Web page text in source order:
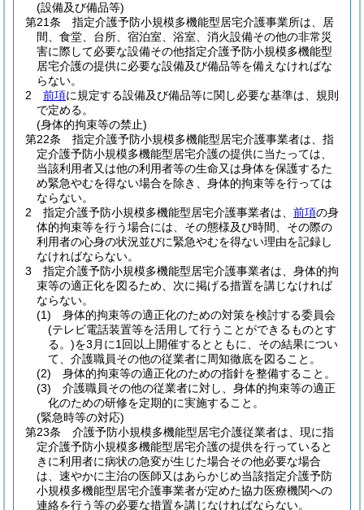
(設備及び備品等)
第21条
指定介護予防小規模多機能型居宅介護事業所は、居
間、食堂、台所、宿泊室、浴室、消火設備その他の非常災
害に際して必要な設備その他指定介護予防小規模多機能型
居宅介護の提供に必要な設備及び備品等を備えなければな
らない。
2
前項に規定する設備及び備品等に関し必要な基準は、規則
で定める。
(身体的拘束等の禁止)
第22条
指定介護予防小規模多機能型居宅介護事業者は、指
定介護予防小規模多機能型居宅介護の提供に当たっては、
当該利用者又は他の利用者等の生命又は身体を保護するた
め緊急やむを得ない場合を除き、身体的拘束等を行っては
ならない。
2
指定介護予防小規模多機能型居宅介護事業者は、 前項の身
体的拘束等を行う場合には、その態様及び時間、その際の
利用者の心身の状況並びに緊急やむを得ない理由を記録し
なければならない。
3
指定介護予防小規模多機能型居宅介護事業者は、身体的拘
束等の適正化を図るため、次に掲げる措置を講じなければ
ならない。
(1)
身体的拘束等の適正化のための対策を検討する委員会
(テレビ電話装置等を活用して行うことができるものとす
る。)を3月に1回以上開催するとともに、その結果につい
て、介護職員その他の従業者に周知徹底を図ること。
(2)
身体的拘束等の適正化のための指針を整備すること。
(3)
介護職員その他の従業者に対し、身体的拘束等の適正
化のための研修を定期的に実施すること。
(緊急時等の対応)
第23条
介護予防小規模多機能型居宅介護従業者は、現に指
定介護予防小規模多機能型居宅介護の提供を行っていると
きに利用者に病状の急変が生じた場合その他必要な場合
は、速やかに主治の医師又はあらかじめ当該指定介護予防
小規模多機能型居宅介護事業者が定めた協力医療機関への
連絡を行う等の必要な措置を講じなければならない。